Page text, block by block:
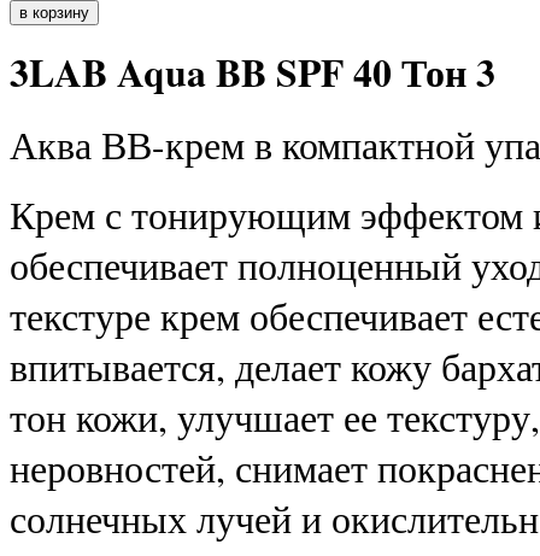
3LAB Aqua BB SPF 40 Тон 3
Аква ВВ-крем в компактной
Крем с тонирующим эффектом
обеспечивает полноценный
текстуре крем обеспечивает
впитывается, делает кожу
тон кожи, улучшает ее
неровностей, снимает
солнечных лучей и